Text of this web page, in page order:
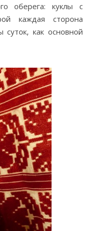
оберега: куклы с
каждая сторона
суток, как основной